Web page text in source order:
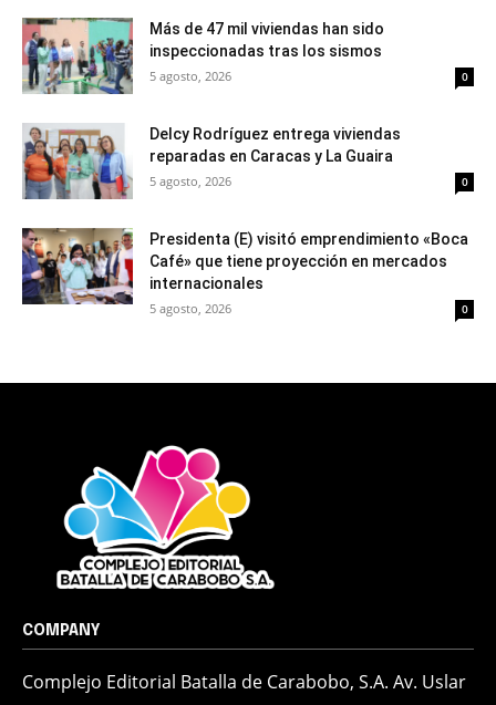
Más de 47 mil viviendas han sido
inspeccionadas tras los sismos
5 agosto, 2026 0
Delcy Rodríguez entrega viviendas
reparadas en Caracas y La Guaira
5 agosto, 2026 0
Presidenta (E) visitó emprendimiento «Boca
Café» que tiene proyección en mercados
internacionales
5 agosto, 2026 0
COMPANY
Complejo Editorial Batalla de Carabobo, S.A. Av. Uslar